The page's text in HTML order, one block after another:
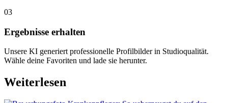
03
Ergebnisse erhalten
Unsere KI generiert professionelle Profilbilder in Studioqualität.
Wähle deine Favoriten und lade sie herunter.
Weiterlesen